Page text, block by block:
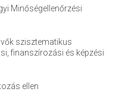
Minőségellenőrzési
szisztematikus
finanszírozási és képzési
ellen